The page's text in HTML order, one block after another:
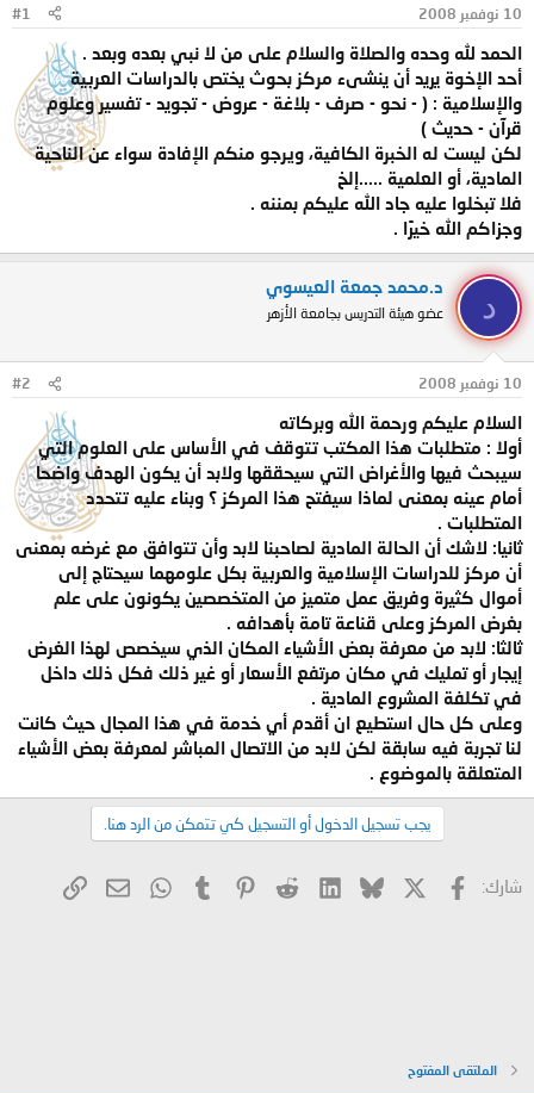
و
و
ع
ء
10 نوفمبر 2008 #1
الحمد لله وحده والصلاة والسلام على من لا نبي بعده وبعد .
أحد الإخوة يريد أن ينشىء مركز بحوث يختص بالدراسات العربية
والإسلامية : ( - نحو - صرف - بلاغة - عروض - تجويد - تفسير وعلوم
قرآن - حديث )
لكن ليست له الخبرة الكافية، ويرجو منكم الإفادة سواء عن الناحية
المادية، أو العلمية .....إلخ
فلا تبخلوا عليه جاد الله عليكم بمننه .
وجزاكم الله خيرًا .
د
د.محمد جمعة العيسوي
عضو هيئة التدريس بجامعة الأزهر
10 نوفمبر 2008 #2
السلام عليكم ورحمة الله وبركاته
أولا : متطلبات هذا المكتب تتوقف في الأساس على العلوم التي
سيبحث فيها والأغراض التي سيحققها ولابد أن يكون الهدف واضحا
أمام عينه بمعنى لماذا سيفتح هذا المركز ؟ وبناء عليه تتحدد
المتطلبات .
ثانيا: لاشك أن الحالة المادية لصاحبنا لابد وأن تتوافق مع غرضه بمعنى
أن مركز للدراسات الإسلامية والعربية بكل علومهما سيحتاج إلى
أموال كثيرة وفريق عمل متميز من المتخصصين يكونون على علم
بغرض المركز وعلى قناعة تامة بأهدافه .
ثالثا: لابد من معرفة بعض الأشياء المكان الذي سيخصص لهذا الغرض
إيجار أو تمليك في مكان مرتفع الأسعار أو غير ذلك فكل ذلك داخل
في تكلفة المشروع المادية .
وعلى كل حال استطيع ان أقدم أي خدمة في هذا المجال حيث كانت
لنا تجربة فيه سابقة لكن لابد من الاتصال المباشر لمعرفة بعض الأشياء
المتعلقة بالموضوع .
يجب تسجيل الدخول أو التسجيل كي تتمكن من الرد هنا.
شارك: فيسبوك Bluesky
LinkedIn
Reddit
Pinterest
Tumblr
WhatsApp
البريد
الملتقى المفتوح